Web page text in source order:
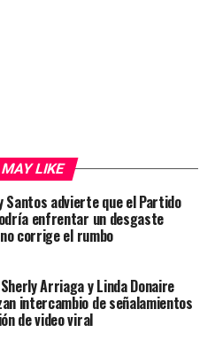
MAY LIKE
Santos advierte que el Partido
enfrentar un desgaste
corrige el rumbo
Arriaga y Linda Donaire
intercambio de señalamientos
de video viral